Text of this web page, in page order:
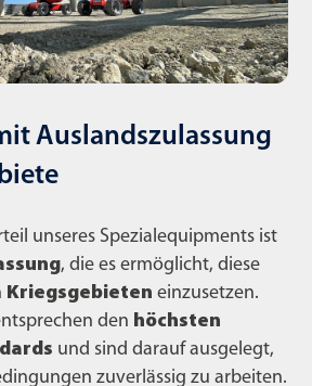
Auslandszulassung
unseres Spezialequipments ist
, die es ermöglicht, diese
Kriegsgebieten einzusetzen.
den höchsten
und sind darauf ausgelegt,
zuverlässig zu arbeiten.